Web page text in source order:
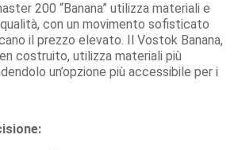
200 “Banana” utilizza materiali e
con un movimento sofisticato
il prezzo elevato. Il Vostok Banana,
costruito, utilizza materiali più
un’opzione più accessibile per i